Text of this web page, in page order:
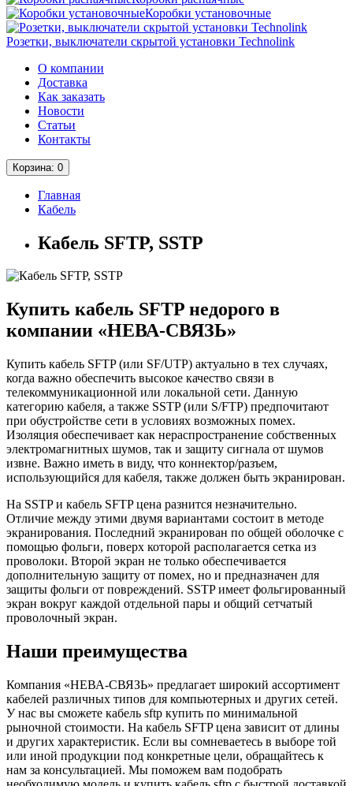
Коробки установочные
Розетки, выключатели скрытой установки Technolink
О компании
Доставка
Как заказать
Новости
Статьи
Контакты
Корзина: 0
Главная
Кабель
Кабель SFTP, SSTP
Купить кабель SFTP недорого в
компании «НЕВА-СВЯЗЬ»
Купить кабель SFTP (или SF/UTP) актуально в тех случаях,
когда важно обеспечить высокое качество связи в
телекоммуникационной или локальной сети. Данную
категорию кабеля, а также SSTP (или S/FTP) предпочитают
при обустройстве сети в условиях возможных помех.
Изоляция обеспечивает как нераспространение собственных
электромагнитных шумов, так и защиту сигнала от шумов
извне. Важно иметь в виду, что коннектор/разъем,
использующийся для кабеля, также должен быть экранирован.
На SSTP и кабель SFTP цена разнится незначительно.
Отличие между этими двумя вариантами состоит в методе
экранирования. Последний экранирован по общей оболочке с
помощью фольги, поверх которой располагается сетка из
проволоки. Второй экран не только обеспечивается
дополнительную защиту от помех, но и предназначен для
защиты фольги от повреждений. SSTP имеет фольгированный
экран вокруг каждой отдельной пары и общий сетчатый
проволочный экран.
Наши преимущества
Компания «НЕВА-СВЯЗЬ» предлагает широкий ассортимент
кабелей различных типов для компьютерных и других сетей.
У нас вы сможете кабель sftp купить по минимальной
рыночной стоимости. На кабель SFTP цена зависит от длины
и других характеристик. Если вы сомневаетесь в выборе той
или иной продукции под конкретные цели, обращайтесь к
нам за консультацией. Мы поможем вам подобрать